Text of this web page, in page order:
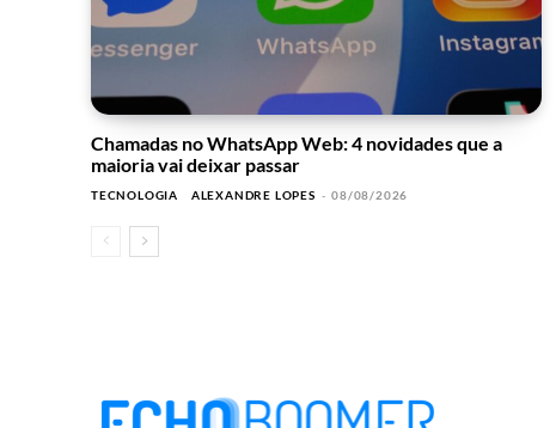
Chamadas no WhatsApp Web: 4 novidades que a
maioria vai deixar passar
TECNOLOGIA ALEXANDRE LOPES - 08/08/2026